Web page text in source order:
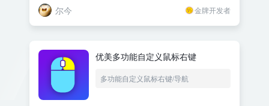
看源代码和检查元素，网站源代码版权
保护必备——《益吾库》尔今作品
尔今 金牌开发者
优美多功能自定义鼠标右键
多功能自定义鼠标右键/导航